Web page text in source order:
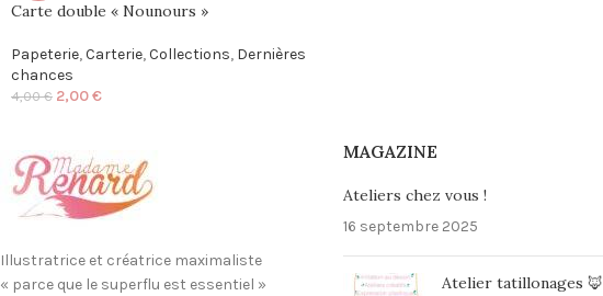
Carte double « Nounours »
Papeterie,Carterie,Collections, Dernières
chances
4,00€ 2,00€
Illustratrice et créatrice maximaliste
« parce que le superflu est essentiel »
MAGAZINE
Ateliers chez vous !
16 septembre 2025
Atelier tatillonages 🦊